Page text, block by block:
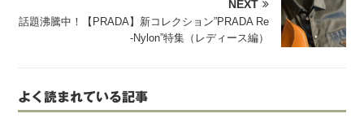
NEXT
話題沸騰中！【PRADA】新コレクション”PRADA Re
-Nylon”特集（レディース編）
よく読まれている記事